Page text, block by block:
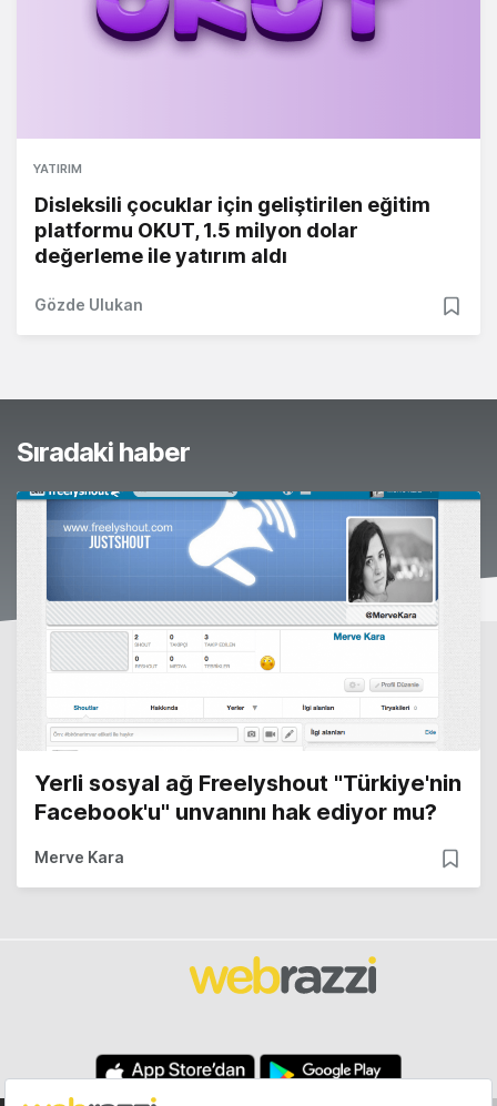
YATIRIM
Disleksili çocuklar için geliştirilen eğitim
platformu OKUT, 1.5 milyon dolar
değerleme ile yatırım aldı
Gözde Ulukan
Sıradaki haber
Yerli sosyal ağ Freelyshout "Türkiye'nin
Facebook'u" unvanını hak ediyor mu?
Merve Kara